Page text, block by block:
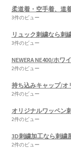
柔道着・空手着、道
3件のビュー
リュック刺繍なら刺
3件のビュー
NEWERA NE400/ホ
2件のビュー
持ち込みキャップ/オ
2件のビュー
オリジナルワッペン
2件のビュー
3D刺繍加工なら刺繍
2件のビュー